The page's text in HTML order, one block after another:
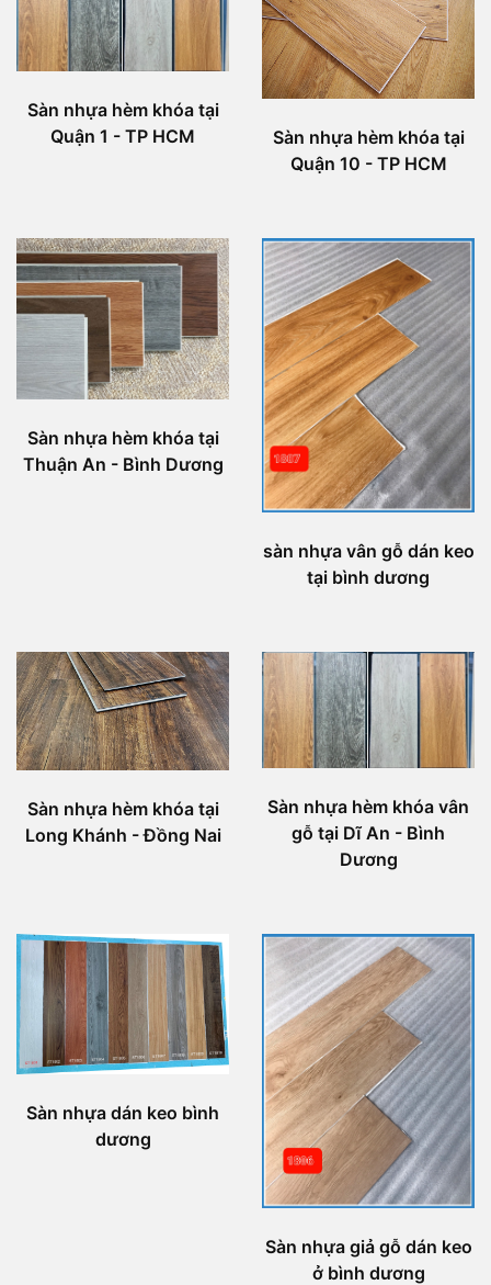
Sàn nhựa hèm khóa tại
Quận 1 - TP HCM
Sàn nhựa hèm khóa tại
Quận 10 - TP HCM
Sàn nhựa hèm khóa tại
Thuận An - Bình Dương
sàn nhựa vân gỗ dán keo
tại bình dương
Sàn nhựa hèm khóa tại
Long Khánh - Đồng Nai
Sàn nhựa hèm khóa vân
gỗ tại Dĩ An - Bình
Dương
Sàn nhựa dán keo bình
dương
Sàn nhựa giả gỗ dán keo
ở bình dương